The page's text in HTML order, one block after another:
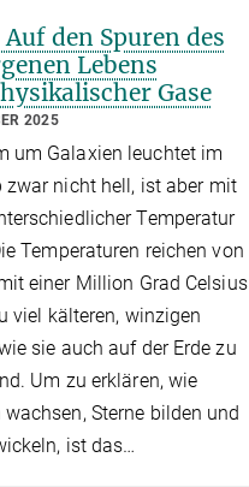
den Spuren des
Lebens
Gase
2025
um Galaxien leuchtet im
zwar nicht hell, ist aber mit
Temperatur
Temperaturen reichen von
einer Million Grad Celsius
viel kälteren, winzigen
sie auch auf der Erde zu
Um zu erklären, wie
wachsen, Sterne bilden und
ist das…